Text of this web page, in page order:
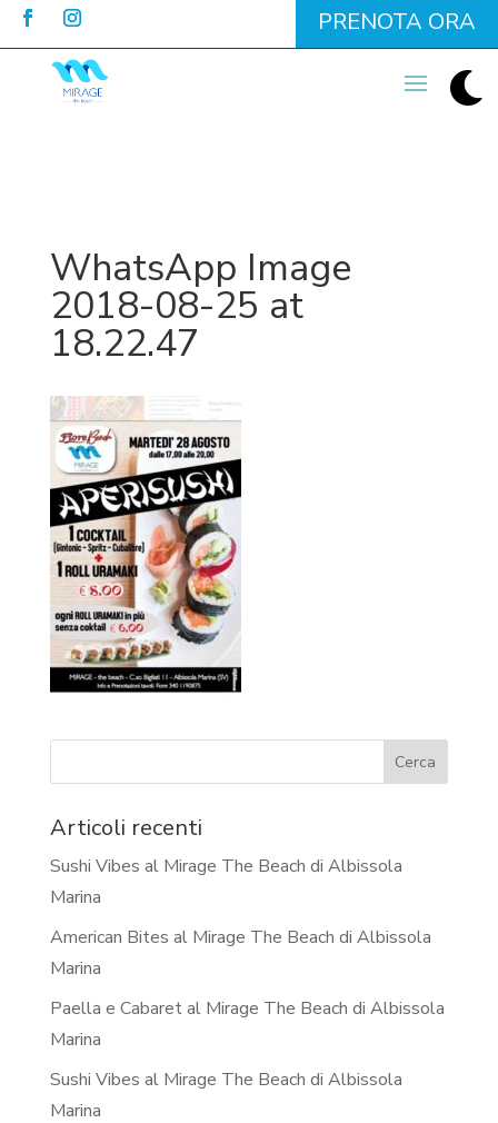
PRENOTA ORA

WhatsApp Image
2018-08-25 at
18.22.47
Articoli recenti
Sushi Vibes al Mirage The Beach di Albissola
Marina
American Bites al Mirage The Beach di Albissola
Marina
Paella e Cabaret al Mirage The Beach di Albissola
Marina
Sushi Vibes al Mirage The Beach di Albissola
Marina